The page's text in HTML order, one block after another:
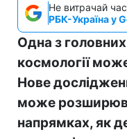
Не витрачай
РБК-Україна у
Одна з головних
космології
Нове
може
напрямках, як